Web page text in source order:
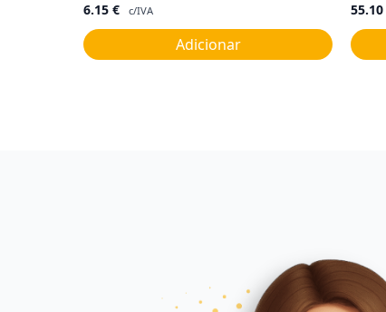
6.15 € c/IVA
Adicionar
55.10